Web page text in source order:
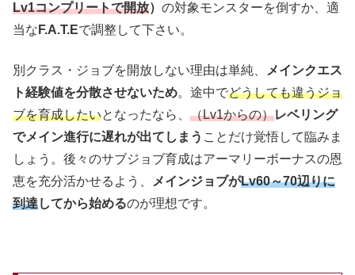
Lv1コンプリートで開放） の対象モンスターを倒すか、適
当な F.A.T.Eで調整して下さい。
別クラス・ジョブを開放しない理由は単純、
メインクエス
ト経験値を分散させないため。途中でどうしても違うジョ
ブを育成したいとなったなら、 （Lv1からの）レベリング
でメイン進行に遅れが出てしまう ことだけ覚悟して臨みま
しょう。後々のサブジョブ育成はアーマリーボーナスの恩
恵を充分活かせるよう、
メインジョブがLv60～70辺りに
到達してから始めるのが理想です。